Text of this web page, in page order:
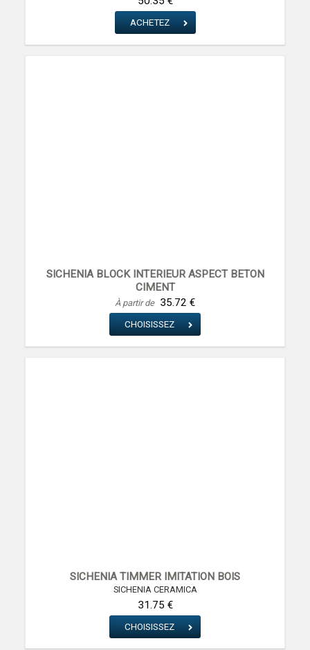
ACHETEZ
SICHENIA BLOCK INTERIEUR ASPECT BETON
CIMENT
SICHENIA CERAMICA
À partir de 35.72 €
CHOISISSEZ
SICHENIA TIMMER IMITATION BOIS
SICHENIA CERAMICA
31.75 €
CHOISISSEZ